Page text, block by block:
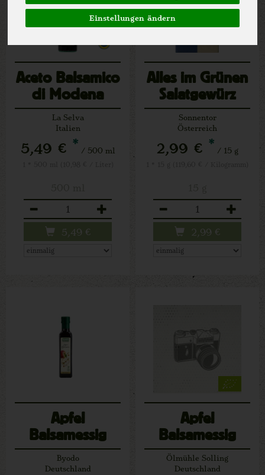
Einstellungen ändern
Aceto Balsamico
di Modena
La Selva
Italien
5,49 € * / 500 ml
5,49 €
Alles im Grünen
Salatgewürz
Sonnentor
Österreich
2,99 € * / 15 g
2,99 €
Apfel
Balsamessig
Byodo
Deutschland
Apfel
Balsamessig
Ölmühle Solling
Deutschland